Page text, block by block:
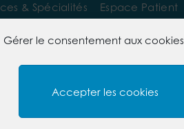
Gérer le consentement aux cookies
Accepter les cookies
& Spécialités Espace Patient